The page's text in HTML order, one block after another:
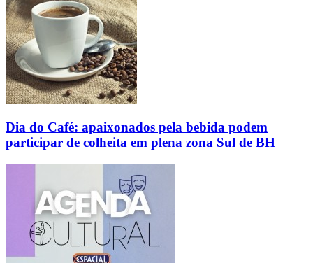
Dia do Café: apaixonados pela bebida podem
participar de colheita em plena zona Sul de BH